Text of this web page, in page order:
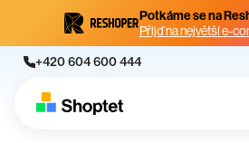
Potkáme se na
Přijď na největší e-
+420 604 600 444